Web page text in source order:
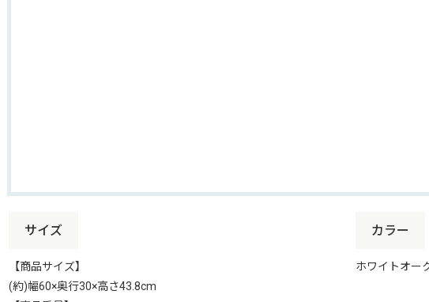
サイズ
【商品サイズ】
(約)幅60×奥行30×高さ43.8cm
カラー
ホワイトオー